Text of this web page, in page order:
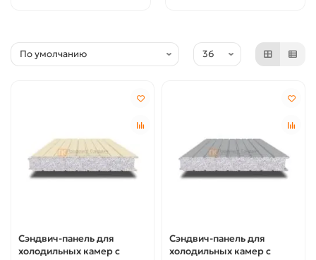
Сэндвич-панель для
холодильных камер с
Сэндвич-панель для
холодильных камер с